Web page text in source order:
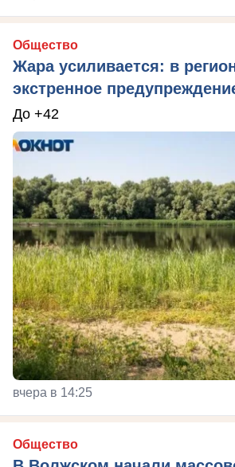
Общество
Жара усиливается: в
экстренное
До +42
вчера в 14:25
Общество